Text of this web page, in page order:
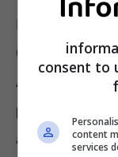
Comuni
produzione
azienda
consent to
content
services